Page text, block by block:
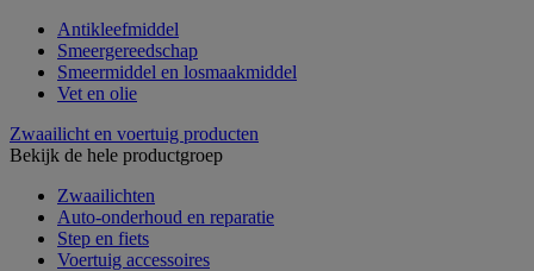
Antikleefmiddel
Smeergereedschap
Smeermiddel en losmaakmiddel
Vet en olie
Zwaailicht en voertuig producten
Bekijk de hele productgroep
Zwaailichten
Auto-onderhoud en reparatie
Step en fiets
Voertuig accessoires